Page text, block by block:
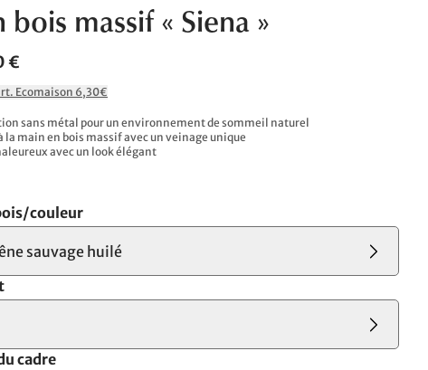
bois massif « Siena »
€
Ecomaison 6,30€
sans métal pour un environnement de sommeil naturel
la main en bois massif avec un veinage unique
avec un look élégant
couleur
sauvage huilé
cadre